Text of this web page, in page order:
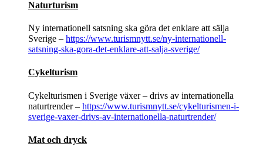
Naturturism
Ny internationell satsning ska göra det enklare att sälja
Sverige – https://www.turismnytt.se/ny-internationell-
satsning-ska-gora-det-enklare-att-salja-sverige/
Cykelturism
Cykelturismen i Sverige växer – drivs av internationella
naturtrender – https://www.turismnytt.se/cykelturismen-i-
sverige-vaxer-drivs-av-internationella-naturtrender/
Mat och dryck